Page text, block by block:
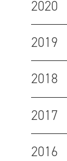
2020
2019
2018
2017
2016